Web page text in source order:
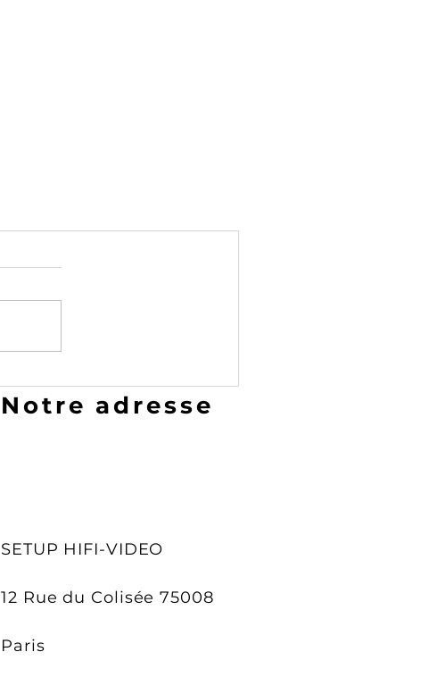
Notre adresse
SETUP HIFI-VIDEO
12 Rue du Colisée 75008
Paris